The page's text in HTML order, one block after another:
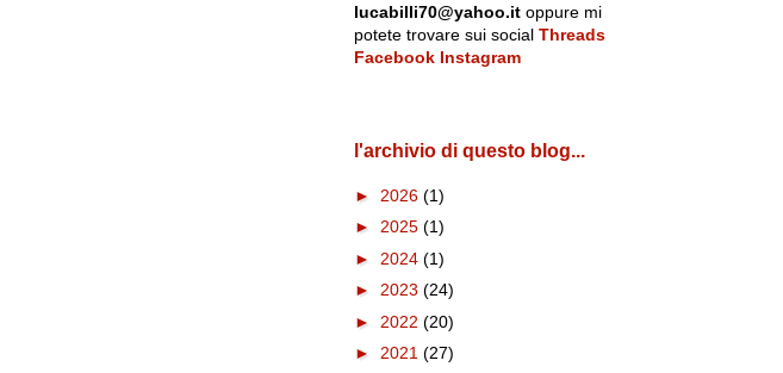
lucabilli70@yahoo.itoppure mi
potete trovare sui social Threads
Facebook Instagram
l'archivio di questo blog...
► 2026 (1)
► 2025 (1)
► 2024 (1)
► 2023 (24)
► 2022 (20)
► 2021 (27)